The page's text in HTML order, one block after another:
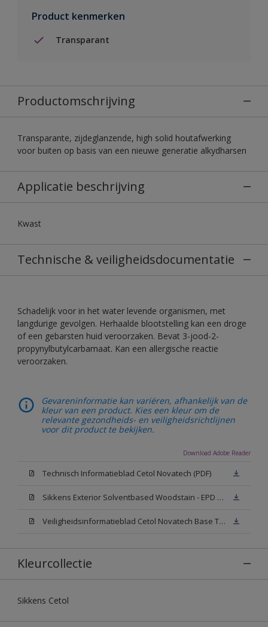
Product kenmerken
Transparant
Productomschrijving
Transparante, zijdeglanzende, high solid houtafwerking
voor buiten op basis van een nieuwe generatie alkydharsen
Applicatie beschrijving
Kwast
Technische & veiligheidsdocumentatie
Schadelijk voor in het water levende organismen, met
langdurige gevolgen. Herhaalde blootstelling kan een droge
of een gebarsten huid veroorzaken. Bevat 3-jood-2-
propynylbutylcarbamaat. Kan een allergische reactie
veroorzaken.
Gevareninformatie kan variëren, afhankelijk van de
kleur van een product. Kies een kleur om de
relevante gezondheids- en veiligheidsrichtlijnen
voor dit product te bekijken.
Download Adobe Reader
Technisch Informatieblad Cetol Novatech (PDF)
Sikkens Exterior Solventbased Woodstain - EPD of Milieuproductverklaring
Veiligheidsinformatieblad Cetol Novatech Base TU (MSDS)
Kleurcollectie
Sikkens Cetol